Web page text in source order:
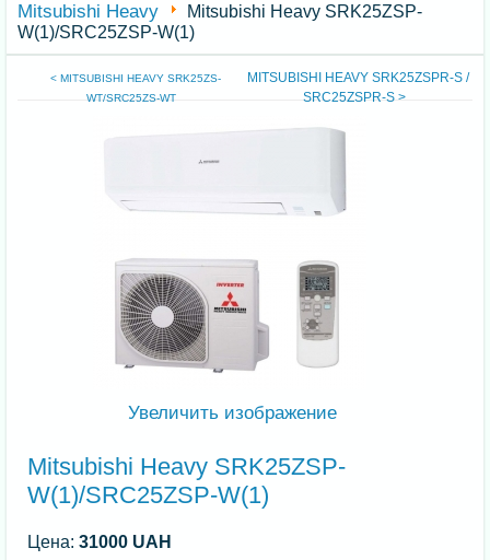
Mitsubishi Heavy
Mitsubishi Heavy SRK25ZSP-
W(1)/SRC25ZSP-W(1)
< MITSUBISHI HEAVY SRK25ZS-
WT/SRC25ZS-WT
MITSUBISHI HEAVY SRK25ZSPR-S /
SRC25ZSPR-S >
Увеличить изображение
Mitsubishi Heavy SRK25ZSP-
W(1)/SRC25ZSP-W(1)
Цена:31000 UAH